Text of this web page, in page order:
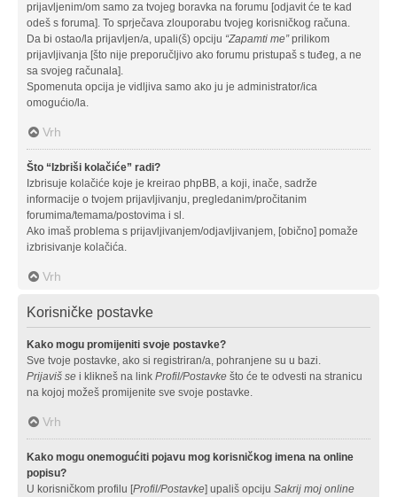
prijavljenim/om samo za tvojeg boravka na forumu [odjavit će te kad
odeš s foruma]. To sprječava zlouporabu tvojeg korisničkog računa.
Da bi ostao/la prijavljen/a, upali(š) opciju “Zapamti me”prilikom
prijavljivanja [što nije preporučljivo ako forumu pristupaš s tuđeg, a ne
sa svojeg računala].
Spomenuta opcija je vidljiva samo ako ju je administrator/ica
omogućio/la.
Vrh
Što “Izbriši kolačiće” radi?
Izbrisuje kolačiće koje je kreirao phpBB, a koji, inače, sadrže
informacije o tvojem prijavljivanju, pregledanim/pročitanim
forumima/temama/postovima i sl.
Ako imaš problema s prijavljivanjem/odjavljivanjem, [obično] pomaže
izbrisivanje kolačića.
Vrh
Korisničke postavke
Kako mogu promijeniti svoje postavke?
Sve tvoje postavke, ako si registriran/a, pohranjene su u bazi.
Prijaviš se i klikneš na link Profil/Postavke što će te odvesti na stranicu
na kojoj možeš promijenite sve svoje postavke.
Vrh
Kako mogu onemogućiti pojavu mog korisničkog imena na online
popisu?
U korisničkom profilu [Profil/Postavke] upališ opciju Sakrij moj online